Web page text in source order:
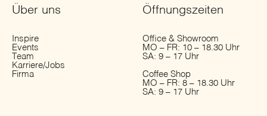
Über uns
Inspire
Events
Team
Karriere/Jobs
Firma
Öffnungs­zeiten
Office & Showroom
MO – FR: 10 – 18.30 Uhr
SA: 9 – 17 Uhr
Coffee Shop
MO – FR: 8 – 18.30 Uhr
SA: 9 – 17 Uhr